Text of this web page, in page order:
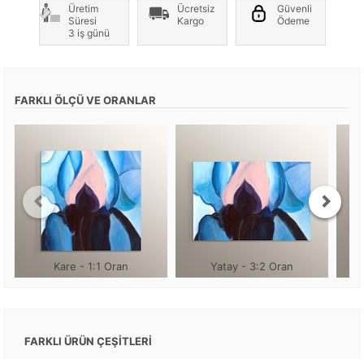
Üretim
Süresi
3 iş günü
Ücretsiz
Kargo
Güvenli
Ödeme
FARKLI ÖLÇÜ VE ORANLAR
Kare - 1:1 Oran Yatay - 3:2 Oran
FARKLI ÜRÜN ÇEŞİTLERİ